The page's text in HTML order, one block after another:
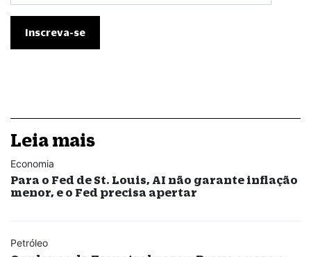
Leia mais
Economia
Para o Fed de St. Louis, AI não garante inflação
menor, e o Fed precisa apertar
Petróleo